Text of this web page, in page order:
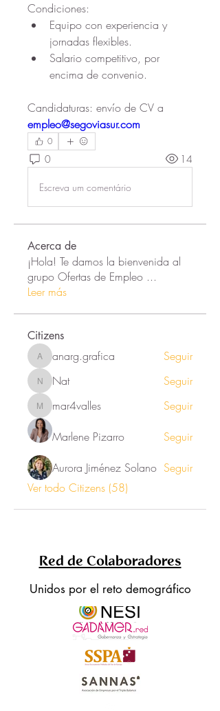
Condiciones:
Equipo con experiencia y
jornadas flexibles.
Salario competitivo, por
encima de convenio.
empleo@segoviasur.com
0
0 14
Escreva um comentário
Acerca de
¡Hola! Te damos la bienvenida al
grupo Ofertas de Empleo ...
Leer más
Citizens
anarg.grafica
anarg.grafica Seguir
NatNat Seguir
mar4valles
mar4valles Seguir
Marlene Pizarro Seguir
Aurora Jiménez Solano Seguir
Ver todo Citizens (58)
Red de Colaboradores
Unidos por el reto demográfico